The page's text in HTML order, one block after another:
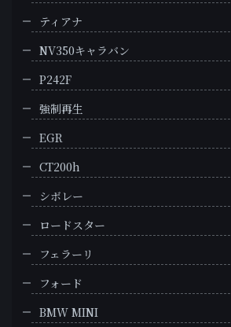
ティアナ
NV350キャラバン
P242F
強制再生
EGR
CT200h
シボレー
ロードスター
フェラーリ
フォード
BMW MINI